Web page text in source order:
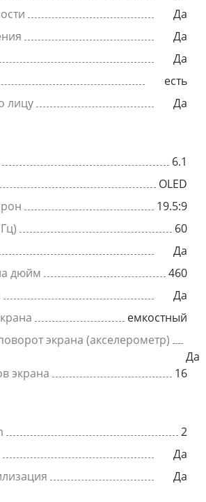
Да
Да
Да
есть
лицу
Да
6.1
OLED
19.5:9
60
Да
дюйм
460
Да
емкостный
экрана (акселерометр)
Да
экрана
16
2
Да
Да